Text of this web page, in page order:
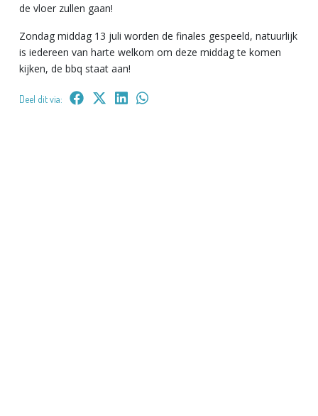
de vloer zullen gaan!
Zondag middag 13 juli worden de finales gespeeld, natuurlijk
is iedereen van harte welkom om deze middag te komen
kijken, de bbq staat aan!
Deel dit via: